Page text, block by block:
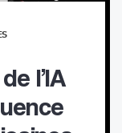
l’IA